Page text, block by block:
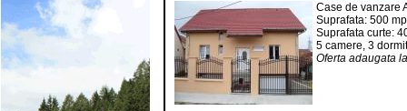
Case de vanzare
Suprafata: 500 mp
Suprafata curte:
5 camere, 3
Oferta adaugata